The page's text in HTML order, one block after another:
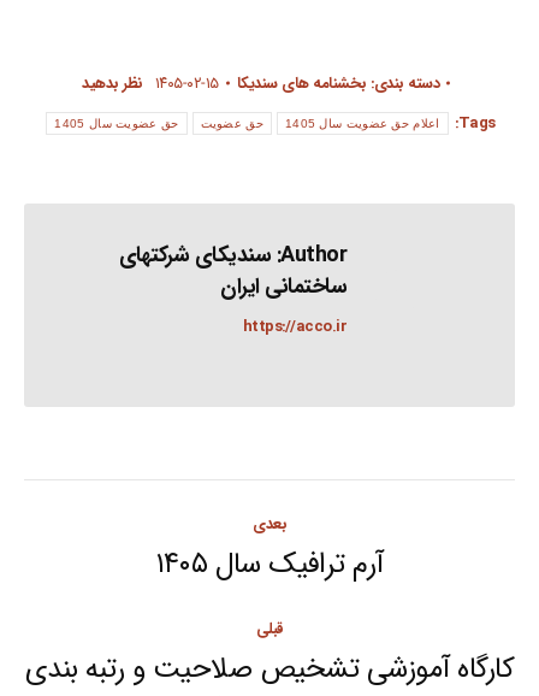
دسته بندی: بخشنامه های سندیکا ۱۴۰۵-۰۲-۱۵ نظر بدهید
Tags:
اعلام حق عضویت سال 1405 حق عضویت حق عضویت سال 1405
Author: سندیکای شرکتهای
ساختمانی ایران
https://acco.ir
Post
navigation
قبلی
Previous
کارگاه آموزشی تشخیص صلاحیت و رتبه بندی
بعدی
Next
آرم ترافیک سال ۱۴۰۵